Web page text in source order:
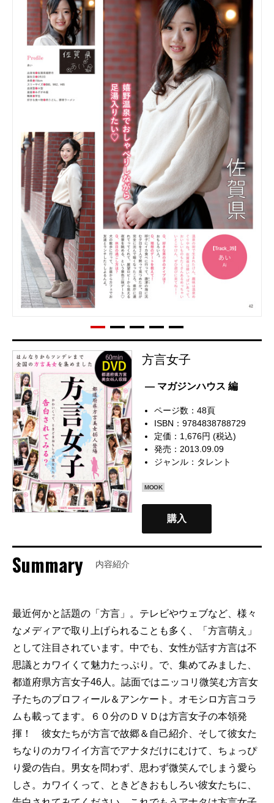
方言女子
— マガジンハウス 編
ページ数：48頁
ISBN：9784838788729
定価：1,676円 (税込)
発売：2013.09.09
ジャンル： タレント
MOOK
購入
Summary 内容紹介
最近何かと話題の「方言」。テレビやウェブなど、様々
なメディアで取り上げられることも多く、「方言萌え」
として注目されています。中でも、女性が話す方言は不
思議とカワイくて魅力たっぷり。で、集めてみました、
都道府県方言女子46人。誌面ではニッコリ微笑む方言女
子たちのプロフィール＆アンケート。オモシロ方言コラ
ムも載ってます。６０分のＤＶＤは方言女子の本領発
揮！ 彼女たちが方言で故郷＆自己紹介、そして彼女た
ちなりのカワイイ方言でアナタだけにむけて、ちょっぴ
り愛の告白。男女を問わず、思わず微笑んでしまう愛ら
しさ。カワイくって、ときどきおもしろい彼女たちに、